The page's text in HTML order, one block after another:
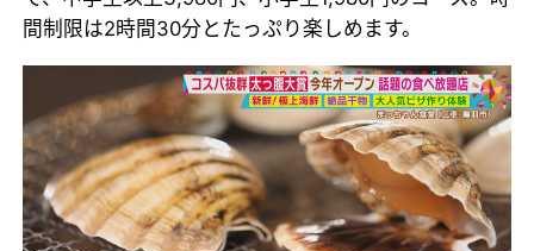
間制限は2時間30分とたっぷり楽しめます。